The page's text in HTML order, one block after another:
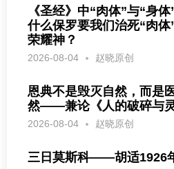
《圣经》中“肉体”与“身
什么保罗要我们治死“肉
荣耀神？
2026-08-04 赵晓原创
恩典不是毁灭自然，而是
然——兼论《人的破碎与
2026-08-04 赵晓原创
三日莫斯科——胡适1926